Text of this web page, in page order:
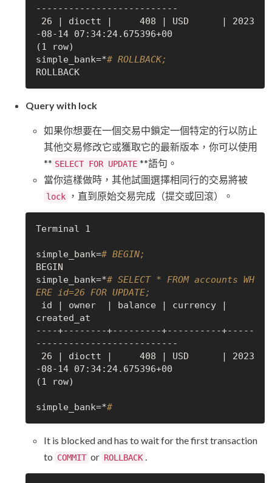
--------------------------
-08-14 07:34:24.675396+00
(1 row)
simple_bank=*# ROLLBACK;
ROLLBACK
Query with lock
如果你想要在一個交易中鎖定一個特定的行以防止
其他交易修改它或獲取它的最新版本，你可以使用
** SELECT FOR UPDATE **語句。
當你這樣做時，其他試圖選擇相同行的交易將被
lock ，直到原始交易完成（提交或回滾）。
Terminal 1
simple_bank=# BEGIN;
BEGIN
simple_bank=*# SELECT * FROM accounts WH
ERE id=26 FOR UPDATE;
created_at
----+--------+---------+----------+-----
--------------------------
-08-14 07:34:24.675396+00
(1 row)
simple_bank=*#
It is blocked and has to wait for the first transaction
to COMMIT or ROLLBACK .